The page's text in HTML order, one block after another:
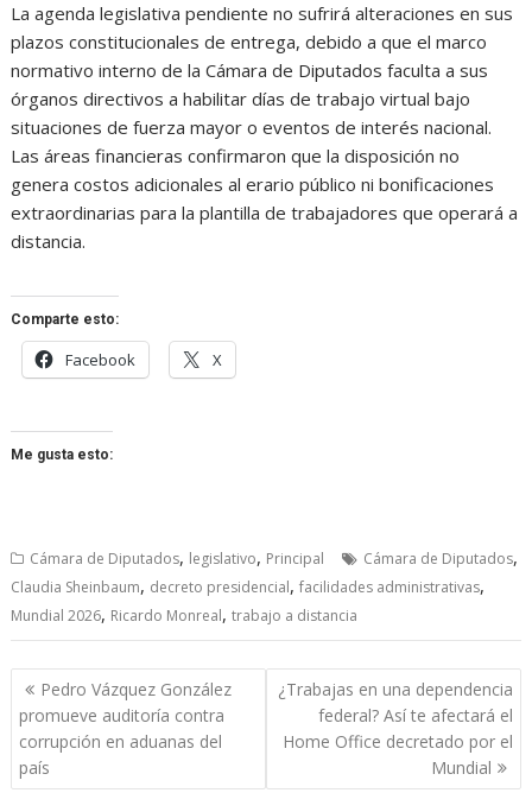
La agenda legislativa pendiente no sufrirá alteraciones en sus
plazos constitucionales de entrega, debido a que el marco
normativo interno de la Cámara de Diputados faculta a sus
órganos directivos a habilitar días de trabajo virtual bajo
situaciones de fuerza mayor o eventos de interés nacional.
Las áreas financieras confirmaron que la disposición no
genera costos adicionales al erario público ni bonificaciones
extraordinarias para la plantilla de trabajadores que operará a
distancia.
Comparte esto:
Facebook X
Me gusta esto:
Cámara de Diputados, legislativo, Principal Cámara de Diputados,
Claudia Sheinbaum, decreto presidencial,facilidades administrativas,
Mundial 2026, Ricardo Monreal,trabajo a distancia
Navegación
de
entradas
Pedro Vázquez González
promueve auditoría contra
corrupción en aduanas del
país
¿Trabajas en una dependencia
federal? Así te afectará el
Home Office decretado por el
Mundial